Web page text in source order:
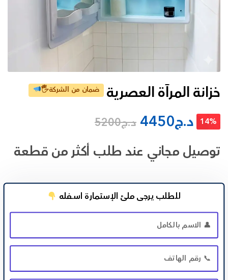
خزانة المرآة العصرية ضمان من الشركة🖐
د.ج4450 د.ج5200 14%
توصيل مجاني عند طلب أكثر من قطعة
للطلب يرجى ملئ الإستمارة اســـفله